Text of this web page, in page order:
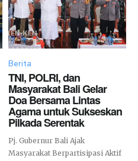
Berita
TNI, POLRI, dan
Masyarakat Bali Gelar
Doa Bersama Lintas
Agama untuk Sukseskan
Pilkada Serentak
Pj. Gubernur Bali Ajak
Masyarakat Berpartisipasi Aktif